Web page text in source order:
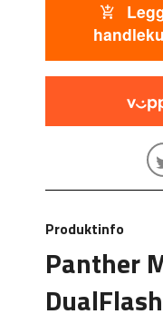
Produktinfo
Panther